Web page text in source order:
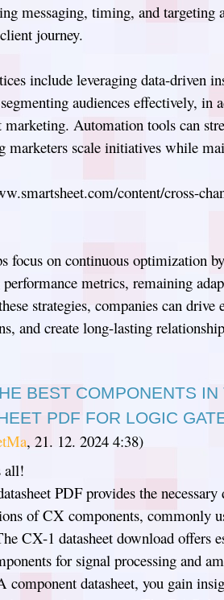
messaging, timing, and targeting
journey.
include leveraging data-driven
audiences effectively, in
marketing. Automation tools can
marketers scale initiatives while
content/cross-
focus on continuous optimization
metrics, remaining
strategies, companies can drive
and create long-lasting
BEST COMPONENTS
PDF FOR LOGIC
, 21. 12. 2024 4:38)
all!
PDF provides the
of CX components, commonly
CX-1 datasheet download offers
for signal processing and
datasheet, you gain